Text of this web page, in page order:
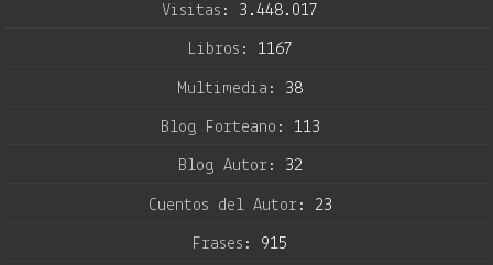
Visitas: 3.448.017
Libros: 1167
Multimedia: 38
Blog Forteano: 113
Blog Autor: 32
Cuentos del Autor: 23
Frases: 915